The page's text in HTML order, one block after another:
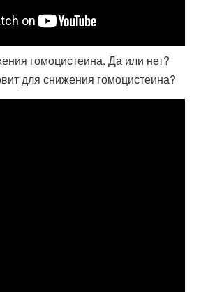
гомоцистеина. Да или нет?
для снижения гомоцистеина?